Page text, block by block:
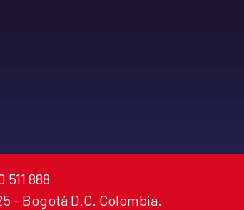
888
- Bogotá D.C. Colombia.